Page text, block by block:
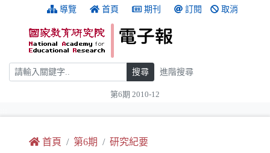
跳到主要內容 導覽 首頁 期刊 訂閱 取消
搜尋 搜尋 進階搜尋
第6期 2010-12
首頁 第6期
研究紀要